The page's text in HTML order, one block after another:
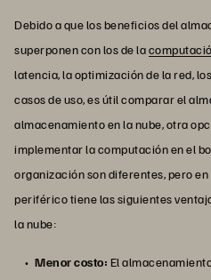
Debido a que los beneficios del
superponen con los de la
latencia, la optimización de la red,
casos de uso, es útil comparar el
almacenamiento en la nube, otra
implementar la computación en el
organización son diferentes, pero
periférico tiene las siguientes
la nube:
Menor costo: El